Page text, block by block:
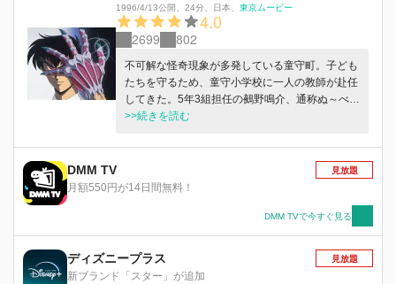
1996/4/13公開 24分 日本 東京ムービー
4.0
2699 802
不可解な怪奇現象が多発している童守町。子ども
たちを守るため、童守小学校に一人の教師が赴任
してきた。5年3組担任の鵺野鳴介、通称ぬ～べ
～。 普段は優しく、ちょっと抜けている彼に
つの顔があった。その左手には鬼が宿るという噂
も…！？ 生徒たちを襲う学園七不思議、妖怪や
悪霊に、地獄からきた正義の使者が立ち向かう！
>>続きを読む
DMM TV
月額550円が14日間無料！
見放題
DMM TVで今すぐ見る
ディズニープラス
新ブランド「スター」が追加
見放題